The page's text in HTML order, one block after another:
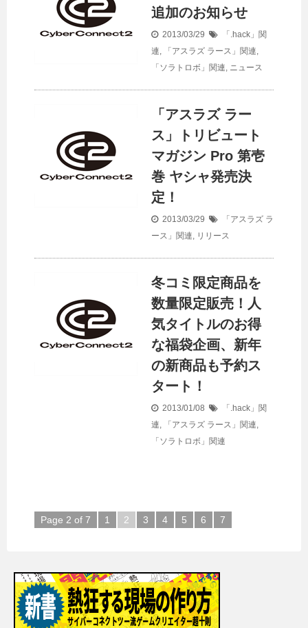
追加のお知らせ
2013/03/29
「.hack」関
連, 「アスラズ ラース」関連,
「ソラトロボ」関連, ニュース
「アスラズ ラー
ス」トリビュート
マガジン Pro 第壱
巻 ヤシャ発売決
定！
2013/03/29
「アスラズ ラ
ース」関連, リリース
冬コミ限定商品を
数量限定販売！人
気タイトルのお得
な福袋企画、新年
の新商品も予約ス
タート！
2013/01/08
「.hack」関
連, 「アスラズ ラース」関連,
「ソラトロボ」関連
Page 2 of 7 1 2 3 4 5 6 7